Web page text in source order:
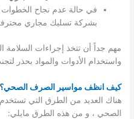
في حالة عدم نجاح الخطوات
بشركة تسليك مجاري
مهم جداً أن تتخذ إجراءات السلامة
واستخدام الأدوات والمواد بحذر
كيف انظف مواسير الصرف الصحي؟
هناك العديد من الطرق التي
الصحي ، و من هذه الطرق مايلي: